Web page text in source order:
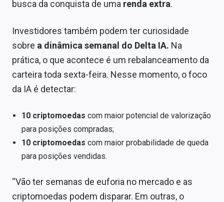
busca da conquista de uma renda extra.
Investidores também podem ter curiosidade
sobre a dinâmica semanal do Delta IA. Na
prática, o que acontece é um rebalanceamento da
carteira toda sexta-feira. Nesse momento, o foco
da IA é detectar:
10 criptomoedas com maior potencial de valorização
para posições compradas;
10 criptomoedas com maior probabilidade de queda
para posições vendidas.
“Vão ter semanas de euforia no mercado e as
criptomoedas podem disparar. Em outras, o